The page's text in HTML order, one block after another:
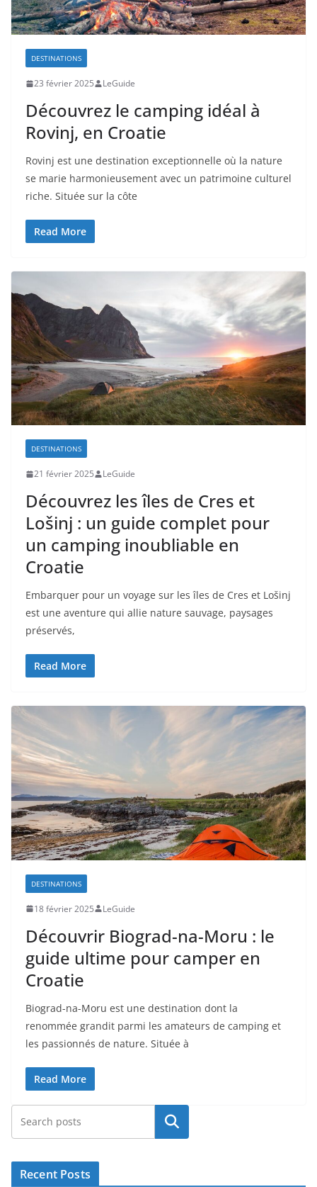
DESTINATIONS
23 février 2025 LeGuide
Découvrez le camping idéal à
Rovinj, en Croatie
Rovinj est une destination exceptionnelle où la nature
se marie harmonieusement avec un patrimoine culturel
riche. Située sur la côte
Read More
DESTINATIONS
21 février 2025 LeGuide
Découvrez les îles de Cres et
Lošinj : un guide complet pour
un camping inoubliable en
Croatie
Embarquer pour un voyage sur les îles de Cres et Lošinj
est une aventure qui allie nature sauvage, paysages
préservés,
Read More
DESTINATIONS
18 février 2025 LeGuide
Découvrir Biograd-na-Moru : le
guide ultime pour camper en
Croatie
Biograd-na-Moru est une destination dont la
renommée grandit parmi les amateurs de camping et
les passionnés de nature. Située à
Read More
Rechercher
Recent Posts